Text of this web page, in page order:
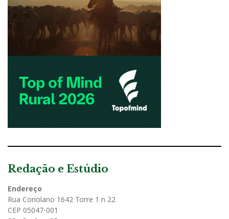
Redação e Estúdio
Endereço
Rua Coriolano 1642 Torre 1 n 22
CEP 05047-001